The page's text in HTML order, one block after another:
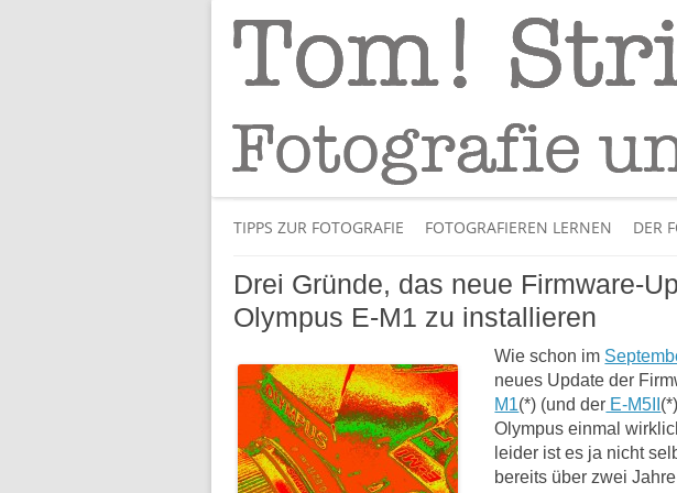
Tom! Striewisch –
Tipps und Tricks und Meinungen zur Fotografie
TIPPS ZUR FOTOGRAFIE FOTOGRAFIEREN LERNEN DER
Drei Gründe, das neue Firmware-
Olympus E-M1 zu installieren
Wie schon im
neues Update der
M1(*) (und der E-M5II
Olympus einmal
leider ist es ja nicht
bereits über zwei